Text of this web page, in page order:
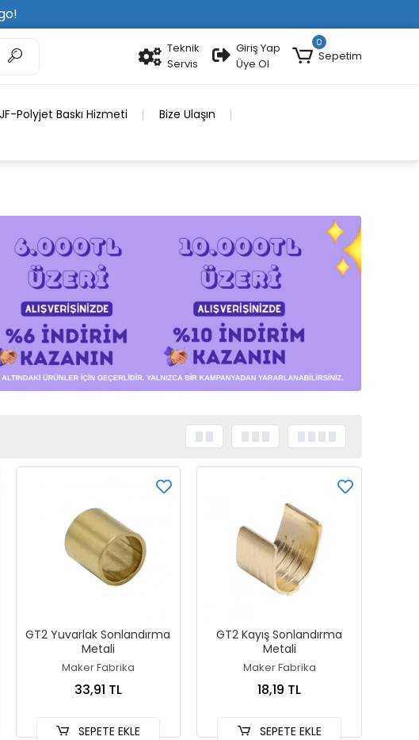
Teknik
Servis
Giriş Yap
Üye Ol
0
Sepetim
Polyjet Baskı Hizmeti Bize Ulaşın
GT2 Yuvarlak Sonlandırma
Metali
Maker Fabrika
33,91 TL
SEPETE EKLE
GT2 Kayış Sonlandırma
Metali
Maker Fabrika
18,19 TL
SEPETE EKLE